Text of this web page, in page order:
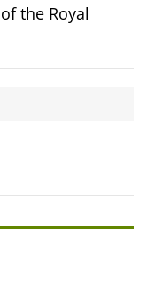
the Royal